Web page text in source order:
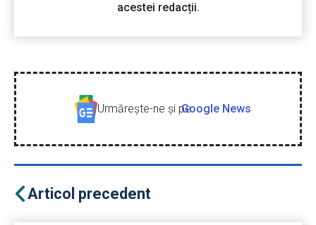
acestei redacții.
Urmăreşte-ne şi peGoogle News
Articol precedent